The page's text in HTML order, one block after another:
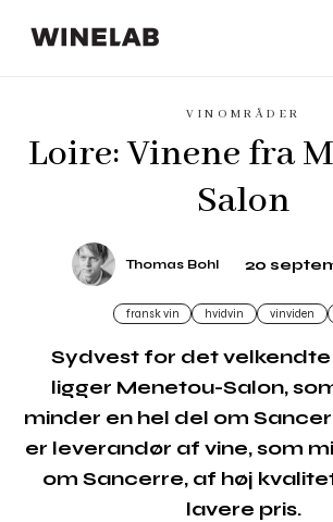
VINOMRÅDER
Loire: Vinene fra
Salon
Thomas Bohl 20
fransk vin hvidvin vinviden
Sydvest for det
ligger Menetou-Salon,
minder en hel del om
er leverandør af vine, som
om Sancerre, af høj
lavere pris.